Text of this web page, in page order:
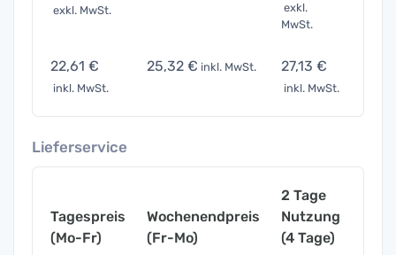
exkl. MwSt.
exkl.
MwSt.
22,61 €
inkl. MwSt.
25,32 € inkl. MwSt. 27,13 €
inkl. MwSt.
Lieferservice
Tagespreis
(Mo-Fr)
Wochenendpreis
(Fr-Mo)
2 Tage
Nutzung
(4 Tage)